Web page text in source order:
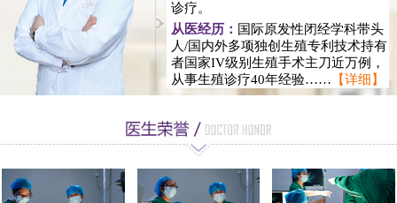
诊疗。
从医经历： 国际原发性闭经学科带头
人/国内外多项独创生殖专利技术持有
者国家IV级别生殖手术主刀近万例，
从事生殖诊疗40年经验…… 【详细】